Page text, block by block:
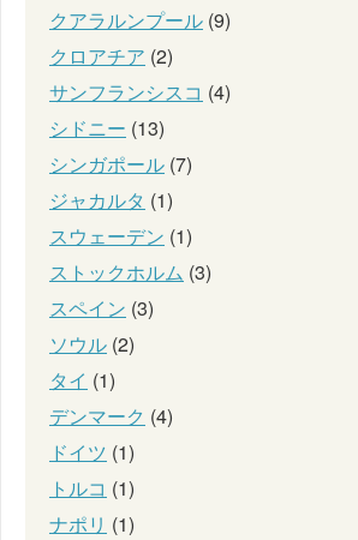
クアラルンプール (9)
クロアチア (2)
サンフランシスコ (4)
シドニー (13)
シンガポール (7)
ジャカルタ (1)
スウェーデン (1)
ストックホルム (3)
スペイン (3)
ソウル (2)
タイ (1)
デンマーク (4)
ドイツ (1)
トルコ (1)
ナポリ (1)